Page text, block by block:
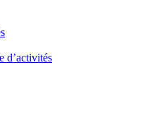
d’activités